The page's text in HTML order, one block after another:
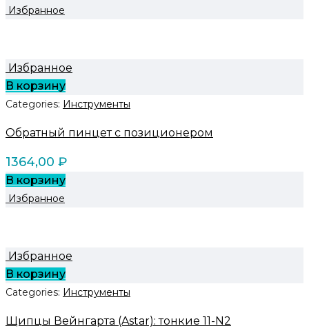
Избранное
Избранное
В корзину
Categories: Инструменты
Обратный пинцет с позиционером
1364,00 ₽
В корзину
Избранное
Избранное
В корзину
Categories: Инструменты
Щипцы Вейнгарта (Astar): тонкие 11-N2